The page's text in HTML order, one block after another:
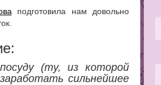
подготовила нам довольно
(ту, из которой
сильнейшее